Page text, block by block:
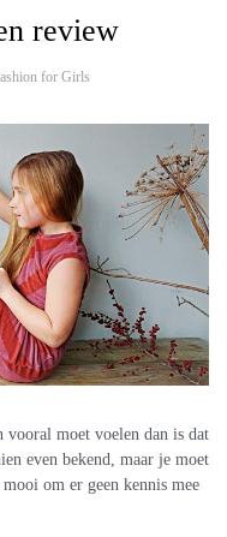
review
for Girls
vooral moet voelen dan is dat
even bekend, maar je moet
om er geen kennis mee